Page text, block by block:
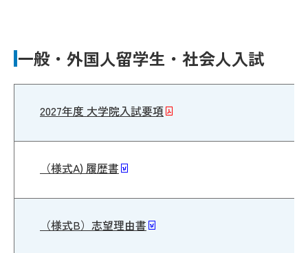
一般・外国人留学生・社会人入試
2027年度 大学院入試要項
（様式A) 履歴書
（様式B）志望理由書